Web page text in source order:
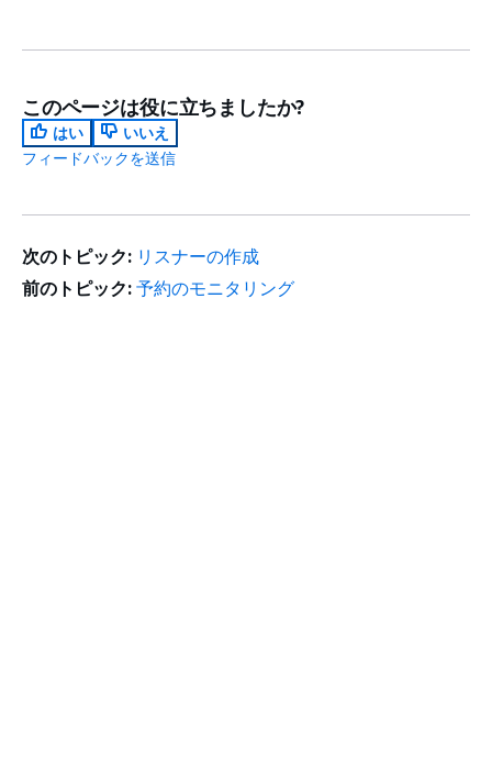
このページは役に立ちましたか?
はい
いいえ
フィードバックを送信
次のトピック: リスナーの作成
前のトピック: 予約のモニタリング